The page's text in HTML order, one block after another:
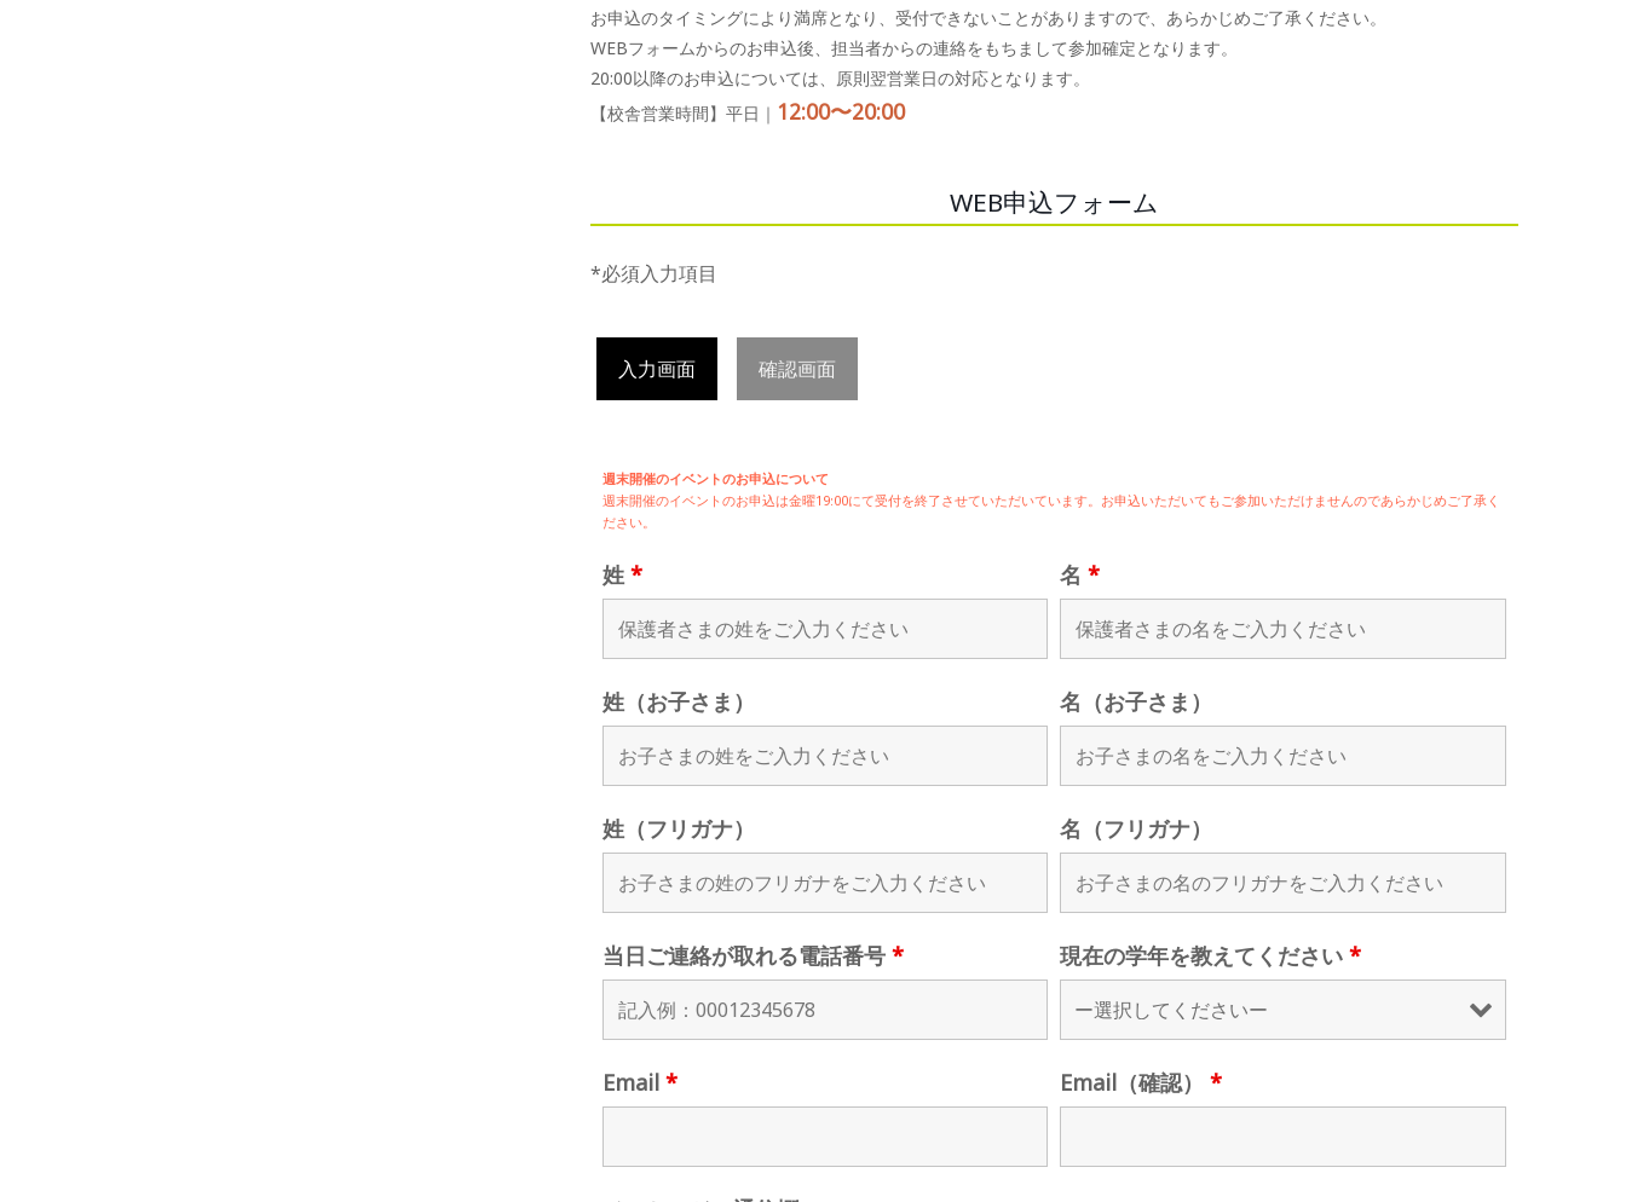
お申込のタイミングにより満席となり、受付できないことがありますので、あらかじめご了承ください。
WEBフォームからのお申込後、担当者からの連絡をもちまして参加確定となります。
20:00以降のお申込については、原則翌営業日の対応となります。
【校舎営業時間】平日｜ 12:00〜20:00
WEB申込フォーム
*必須入力項目
入力画面 確認画面
週末開催のイベントのお申込について
週末開催のイベントのお申込は金曜19:00にて受付を終了させていただいています。お申込いただいてもご参加いただけませんのであらかじめご了承く
ださい。
姓 * 名*
姓（お子さま） 名（お子さま）
姓（フリガナ） 名（フリガナ）
当日ご連絡が取れる電話番号 * 現在の学年を教えてください*
Email * Email（確認）*